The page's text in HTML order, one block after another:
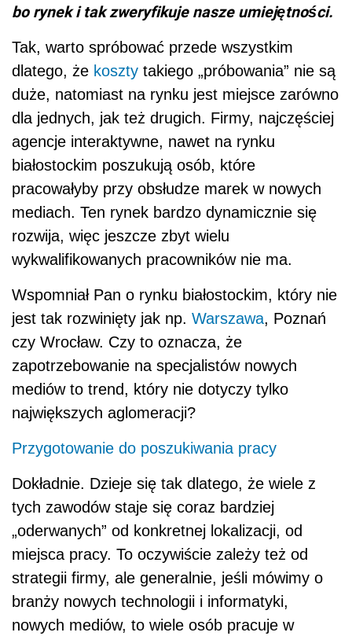
bo rynek i tak zweryfikuje nasze umiejętności.
Tak, warto spróbować przede wszystkim
dlatego, że koszty takiego „próbowania” nie są
duże, natomiast na rynku jest miejsce zarówno
dla jednych, jak też drugich. Firmy, najczęściej
agencje interaktywne, nawet na rynku
białostockim poszukują osób, które
pracowałyby przy obsłudze marek w nowych
mediach. Ten rynek bardzo dynamicznie się
rozwija, więc jeszcze zbyt wielu
wykwalifikowanych pracowników nie ma.
Wspomniał Pan o rynku białostockim, który nie
jest tak rozwinięty jak np. Warszawa, Poznań
czy Wrocław. Czy to oznacza, że
zapotrzebowanie na specjalistów nowych
mediów to trend, który nie dotyczy tylko
największych aglomeracji?
Przygotowanie do poszukiwania pracy
Dokładnie. Dzieje się tak dlatego, że wiele z
tych zawodów staje się coraz bardziej
„oderwanych” od konkretnej lokalizacji, od
miejsca pracy. To oczywiście zależy też od
strategii firmy, ale generalnie, jeśli mówimy o
branży nowych technologii i informatyki,
nowych mediów, to wiele osób pracuje w